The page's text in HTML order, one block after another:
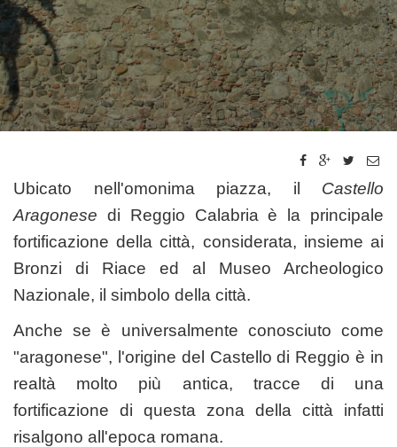
Ubicato nell'omonima piazza, il Castello
Aragonese di Reggio Calabria è la principale
fortificazione della città, considerata, insieme ai
Bronzi di Riace ed al Museo Archeologico
Nazionale, il simbolo della città.
Anche se è universalmente conosciuto come
"aragonese", l'origine del Castello di Reggio è in
realtà molto più antica, tracce di una
fortificazione di questa zona della città infatti
risalgono all'epoca romana.